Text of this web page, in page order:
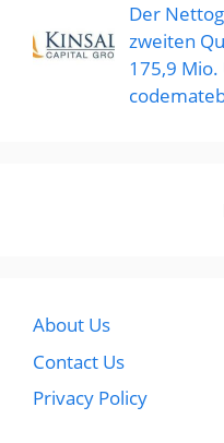
Der
zweiten
175,9 Mio.
About Us
Contact Us
Privacy Policy